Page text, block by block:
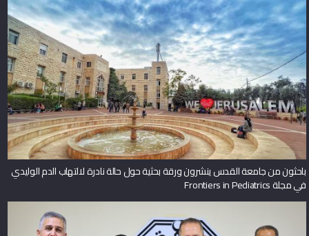
باحثون من جامعة القدس ينشرون ورقة بحثية حول حالة نادرة لالتهاب الدم الوليدي
في مجلة Frontiers in Pediatrics